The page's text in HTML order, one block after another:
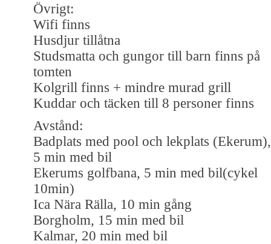
Övrigt:
Wifi finns
Husdjur tillåtna
Studsmatta och gungor till barn finns på
tomten
Kolgrill finns + mindre murad grill
Kuddar och täcken till 8 personer finns
Avstånd:
Badplats med pool och lekplats (Ekerum),
5 min med bil
Ekerums golfbana, 5 min med bil(cykel
10min)
Ica Nära Rälla, 10 min gång
Borgholm, 15 min med bil
Kalmar, 20 min med bil